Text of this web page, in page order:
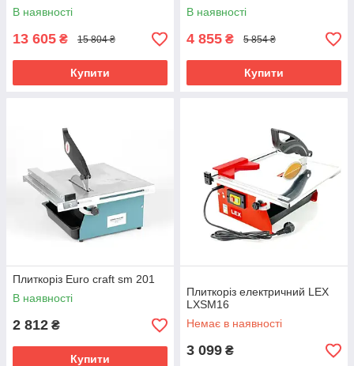
В наявності
13 605 ₴ 15 804 ₴
Купити
В наявності
4 855 ₴ 5 854 ₴
Купити
Плиткоріз Euro craft sm 201
В наявності
2 812 ₴
Купити
Плиткоріз електричний LEX
LXSM16
Немає в наявності
3 099 ₴